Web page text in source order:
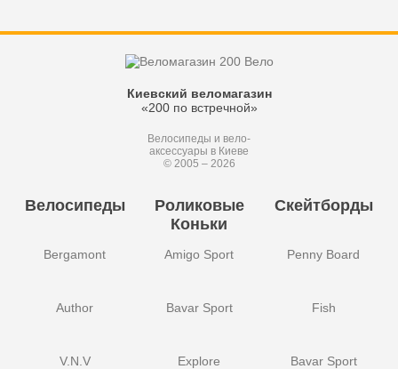
Киевский веломагазин
«200 по встречной»
Велосипеды и вело-
аксессуары в Киеве
© 2005 – 2026
Велосипеды
Bergamont
Author
V.N.V
Роликовые
Коньки
Amigo Sport
Bavar Sport
Explore
Скейтборды
Penny Board
Fish
Bavar Sport